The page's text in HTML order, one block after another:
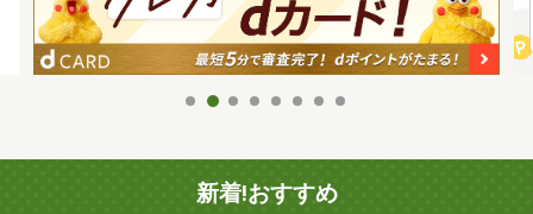
新着!おすすめ